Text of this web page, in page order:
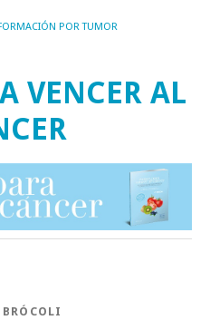
POR TUMOR
VENCER AL
BRÓCOLI